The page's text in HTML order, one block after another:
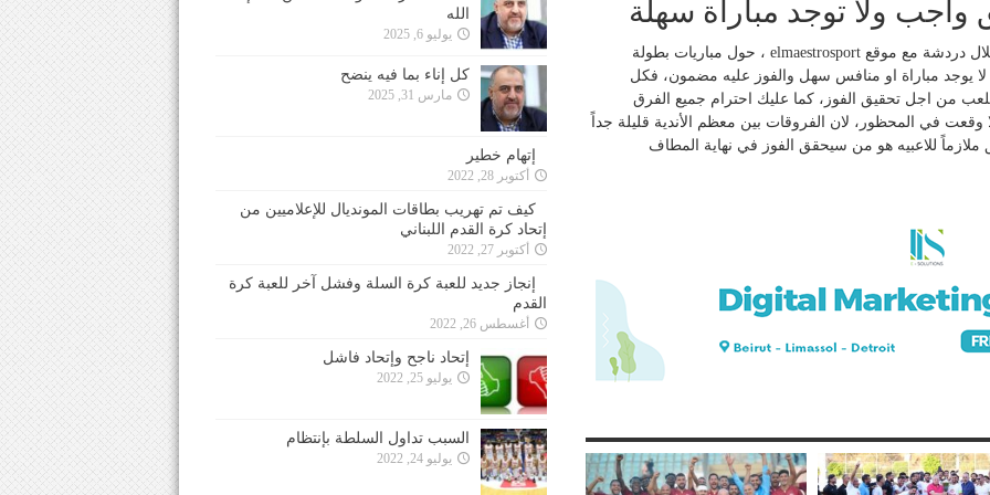
ولا توجد مباراة سهلة
قال مدرب فريق الصفاء الخبير اميل رستم خلال دردشة مع موقع elmaestrosport ، حول مباريات بطولة
لا يوجد مباراة او منافس سهل والفوز عليه مضمون، فكل
من اجل تحقيق الفوز، كما عليك احترام جميع الفرق
في المحظور، لان الفروقات بين معظم الأندية قليلة جداً
للاعبيه هو من سيحقق الفوز في نهاية المطاف
الله
يوليو 6, 2025
كل إناء بما فيه ينضح
مارس 31, 2025
إتهام خطير
أكتوبر 28, 2022
كيف تم تهريب بطاقات المونديال للإعلاميين من
إتحاد كرة القدم اللبناني
أكتوبر 27, 2022
إنجاز جديد للعبة كرة السلة وفشل آخر للعبة كرة
القدم
أغسطس 26, 2022
إتحاد ناجح وإتحاد فاشل
يوليو 25, 2022
السبب تداول السلطة بإنتظام
يوليو 24, 2022